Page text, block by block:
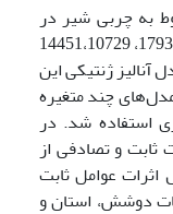
مربوط به چربی شیر در
دوره‌های 1 تا 5 به ترتیب برابر با 19463، 17935، 14451،10729
آنالیز ژنتیکی این
چند متغیره
استفاده شد. در
ثابت و تصادفی از
عوامل ثابت
دوشش، استان و